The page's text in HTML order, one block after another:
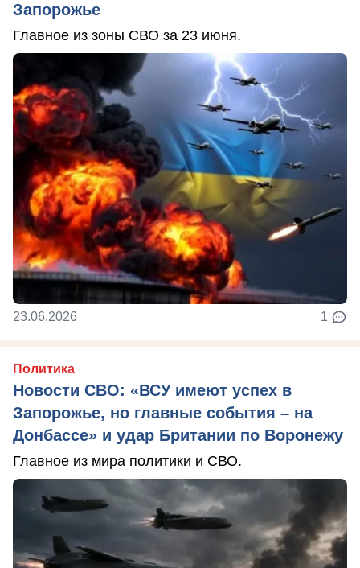
Запорожье
Главное из зоны СВО за 23 июня.
23.06.2026 1
Политика
Новости СВО: «ВСУ имеют успех в
Запорожье, но главные события – на
Донбассе» и удар Британии по Воронежу
Главное из мира политики и СВО.